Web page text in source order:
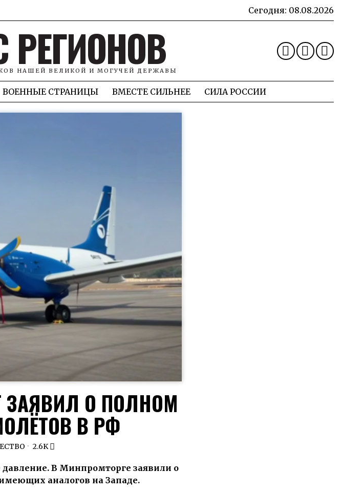
Сегодня: 08.08.2026
РЕГИОНОВ
НАШЕЙ ВЕЛИКОЙ И МОГУЧЕЙ ДЕРЖАВЫ
ВОЕННЫЕ СТРАНИЦЫ ВМЕСТЕ СИЛЬНЕЕ СИЛА РОССИИ
ЗАЯВИЛ О ПОЛНОМ
В РФ
2.6K
В Минпромторге заявили о
аналогов на Западе.